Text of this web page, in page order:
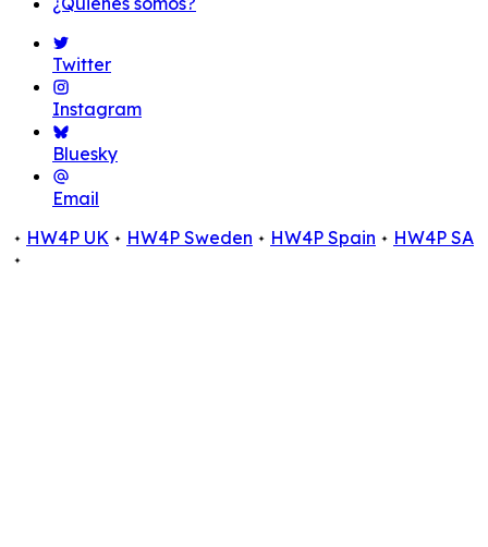
Twitter
Instagram
Bluesky
Email
HW4P UK
HW4P Sweden HW4P Spain HW4P SA